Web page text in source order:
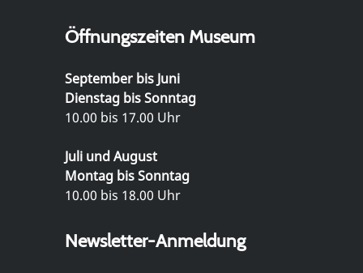
Öffnungszeiten Museum
September bis Juni
Dienstag bis Sonntag
10.00 bis 17.00 Uhr
Juli und August
Montag bis Sonntag
10.00 bis 18.00 Uhr
Newsletter-Anmeldung